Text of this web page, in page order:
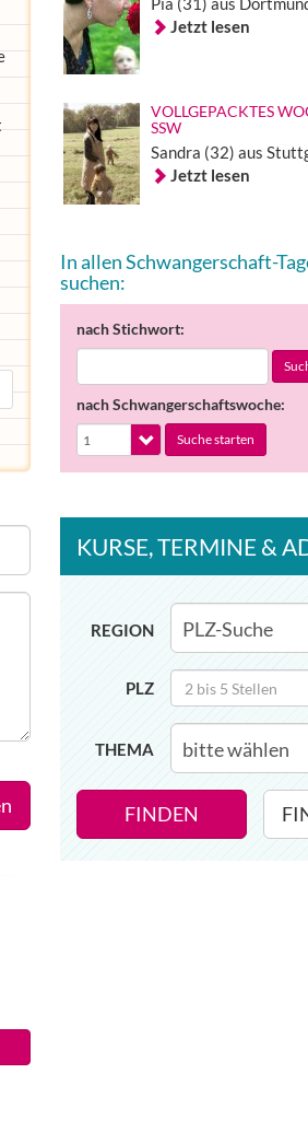
Jetzt lesen
VOLLGEPACKTES
SSW
Sandra (32) aus
Jetzt lesen
In allen Schwangerschaft-
suchen:
nach Stichwort:
nach Schwangerschaftswoche:
Suche starten
KURSE, TERMINE &
REGION
PLZ
THEMA
FINDEN